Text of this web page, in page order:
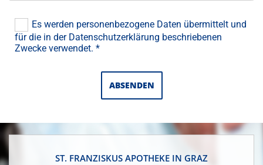
Es werden personenbezogene Daten übermittelt und
für die in der Datenschutzerklärung beschriebenen
Zwecke verwendet. *
ST. FRANZISKUS APOTHEKE IN GRAZ